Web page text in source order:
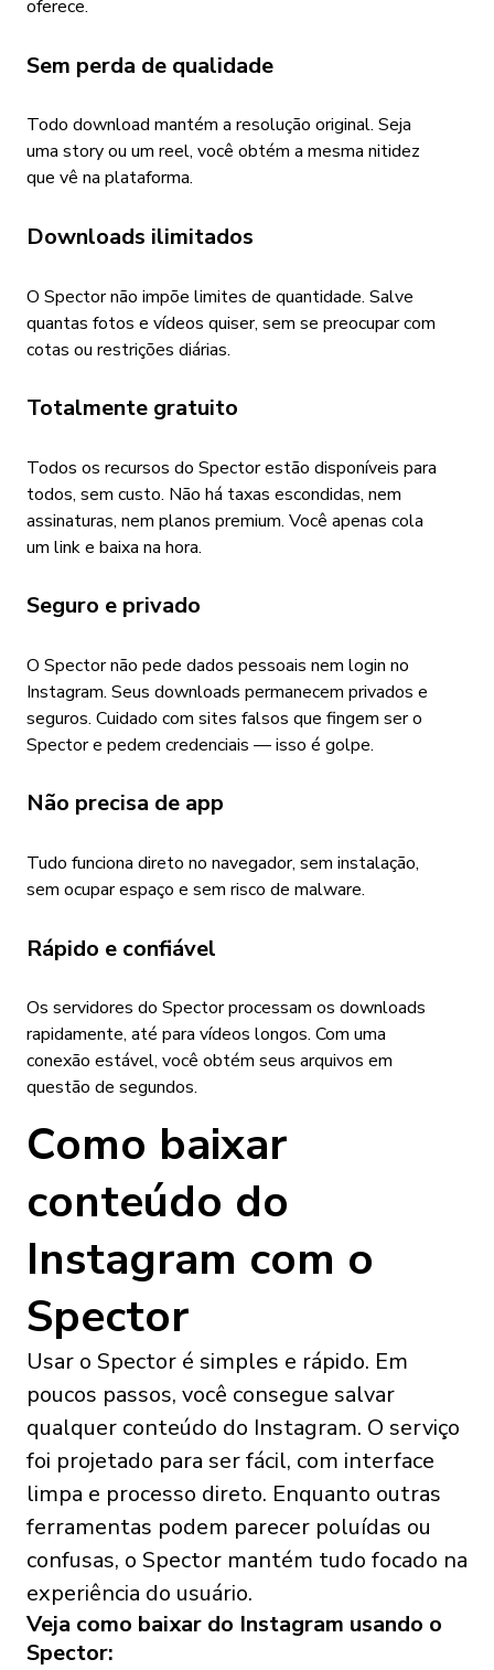
oferece.
Sem perda de qualidade
Todo download mantém a resolução original. Seja
uma story ou um reel, você obtém a mesma nitidez
que vê na plataforma.
Downloads ilimitados
O Spector não impõe limites de quantidade. Salve
quantas fotos e vídeos quiser, sem se preocupar com
cotas ou restrições diárias.
Totalmente gratuito
Todos os recursos do Spector estão disponíveis para
todos, sem custo. Não há taxas escondidas, nem
assinaturas, nem planos premium. Você apenas cola
um link e baixa na hora.
Seguro e privado
O Spector não pede dados pessoais nem login no
Instagram. Seus downloads permanecem privados e
seguros. Cuidado com sites falsos que fingem ser o
Spector e pedem credenciais — isso é golpe.
Não precisa de app
Tudo funciona direto no navegador, sem instalação,
sem ocupar espaço e sem risco de malware.
Rápido e confiável
Os servidores do Spector processam os downloads
rapidamente, até para vídeos longos. Com uma
conexão estável, você obtém seus arquivos em
questão de segundos.
Como baixar
conteúdo do
Instagram com o
Spector
Usar o Spector é simples e rápido. Em
poucos passos, você consegue salvar
qualquer conteúdo do Instagram. O serviço
foi projetado para ser fácil, com interface
limpa e processo direto. Enquanto outras
ferramentas podem parecer poluídas ou
confusas, o Spector mantém tudo focado na
experiência do usuário.
Veja como baixar do Instagram usando o
Spector: